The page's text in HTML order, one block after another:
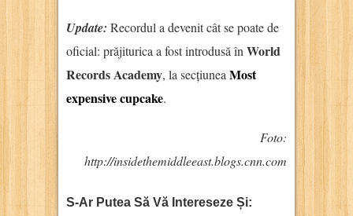
Update: Recordul a devenit cât se poate de
oficial: prăjiturica a fost introdusă în World
Records Academy, la secțiunea Most
expensive cupcake.
Foto:
http://insidethemiddleeast.blogs.cnn.com
S-Ar Putea Să Vă Intereseze Și: